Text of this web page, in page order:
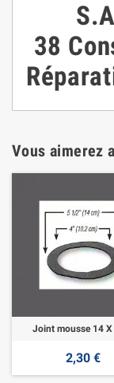
38
Vous aimerez
Joint mousse 14
2,30 €